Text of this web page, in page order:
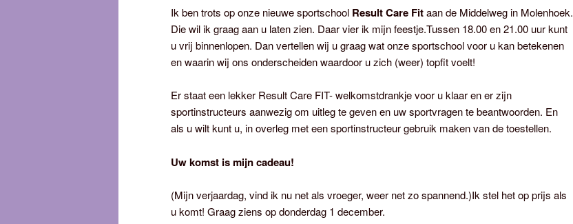
Ik ben trots op onze nieuwe sportschool Result Care Fitaan de Middelweg in Molenhoek.
Die wil ik graag aan u laten zien. Daar vier ik mijn feestje.Tussen 18.00 en 21.00 uur kunt
u vrij binnenlopen. Dan vertellen wij u graag wat onze sportschool voor u kan betekenen
en waarin wij ons onderscheiden waardoor u zich (weer) topfit voelt!
Er staat een lekker Result Care FIT- welkomstdrankje voor u klaar en er zijn
sportinstructeurs aanwezig om uitleg te geven en uw sportvragen te beantwoorden. En
als u wilt kunt u, in overleg met een sportinstructeur gebruik maken van de toestellen.
Uw komst is mijn cadeau!
(Mijn verjaardag, vind ik nu net als vroeger, weer net zo spannend.)Ik stel het op prijs als
u komt! Graag ziens op donderdag 1 december.